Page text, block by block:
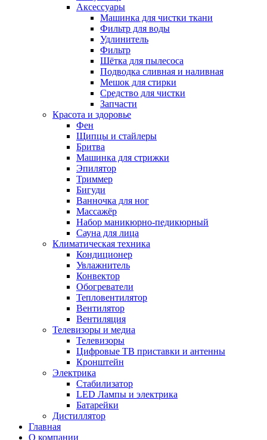
Аксессуары
Машинка для чистки ткани
Фильтр для воды
Удлинитель
Фильтр
Шётка для пылесоса
Подводка сливная и наливная
Мешок для стирки
Средство для чистки
Запчасти
Красота и здоровье
Фен
Щипцы и стайлеры
Бритва
Машинка для стрижки
Эпилятор
Триммер
Бигуди
Ванночка для ног
Массажёр
Набор маникюрно-педикюрный
Сауна для лица
Климатическая техника
Кондиционер
Увлажнитель
Конвектор
Обогреватели
Тепловентилятор
Вентилятор
Вентиляция
Телевизоры и медиа
Телевизоры
Цифровые ТВ приставки и антенны
Кронштейн
Электрика
Стабилизатор
LED Лампы и электрика
Батарейки
Дистиллятор
Главная
О компании